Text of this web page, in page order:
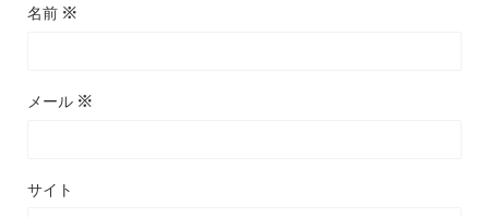
名前 ※
メール ※
サイト